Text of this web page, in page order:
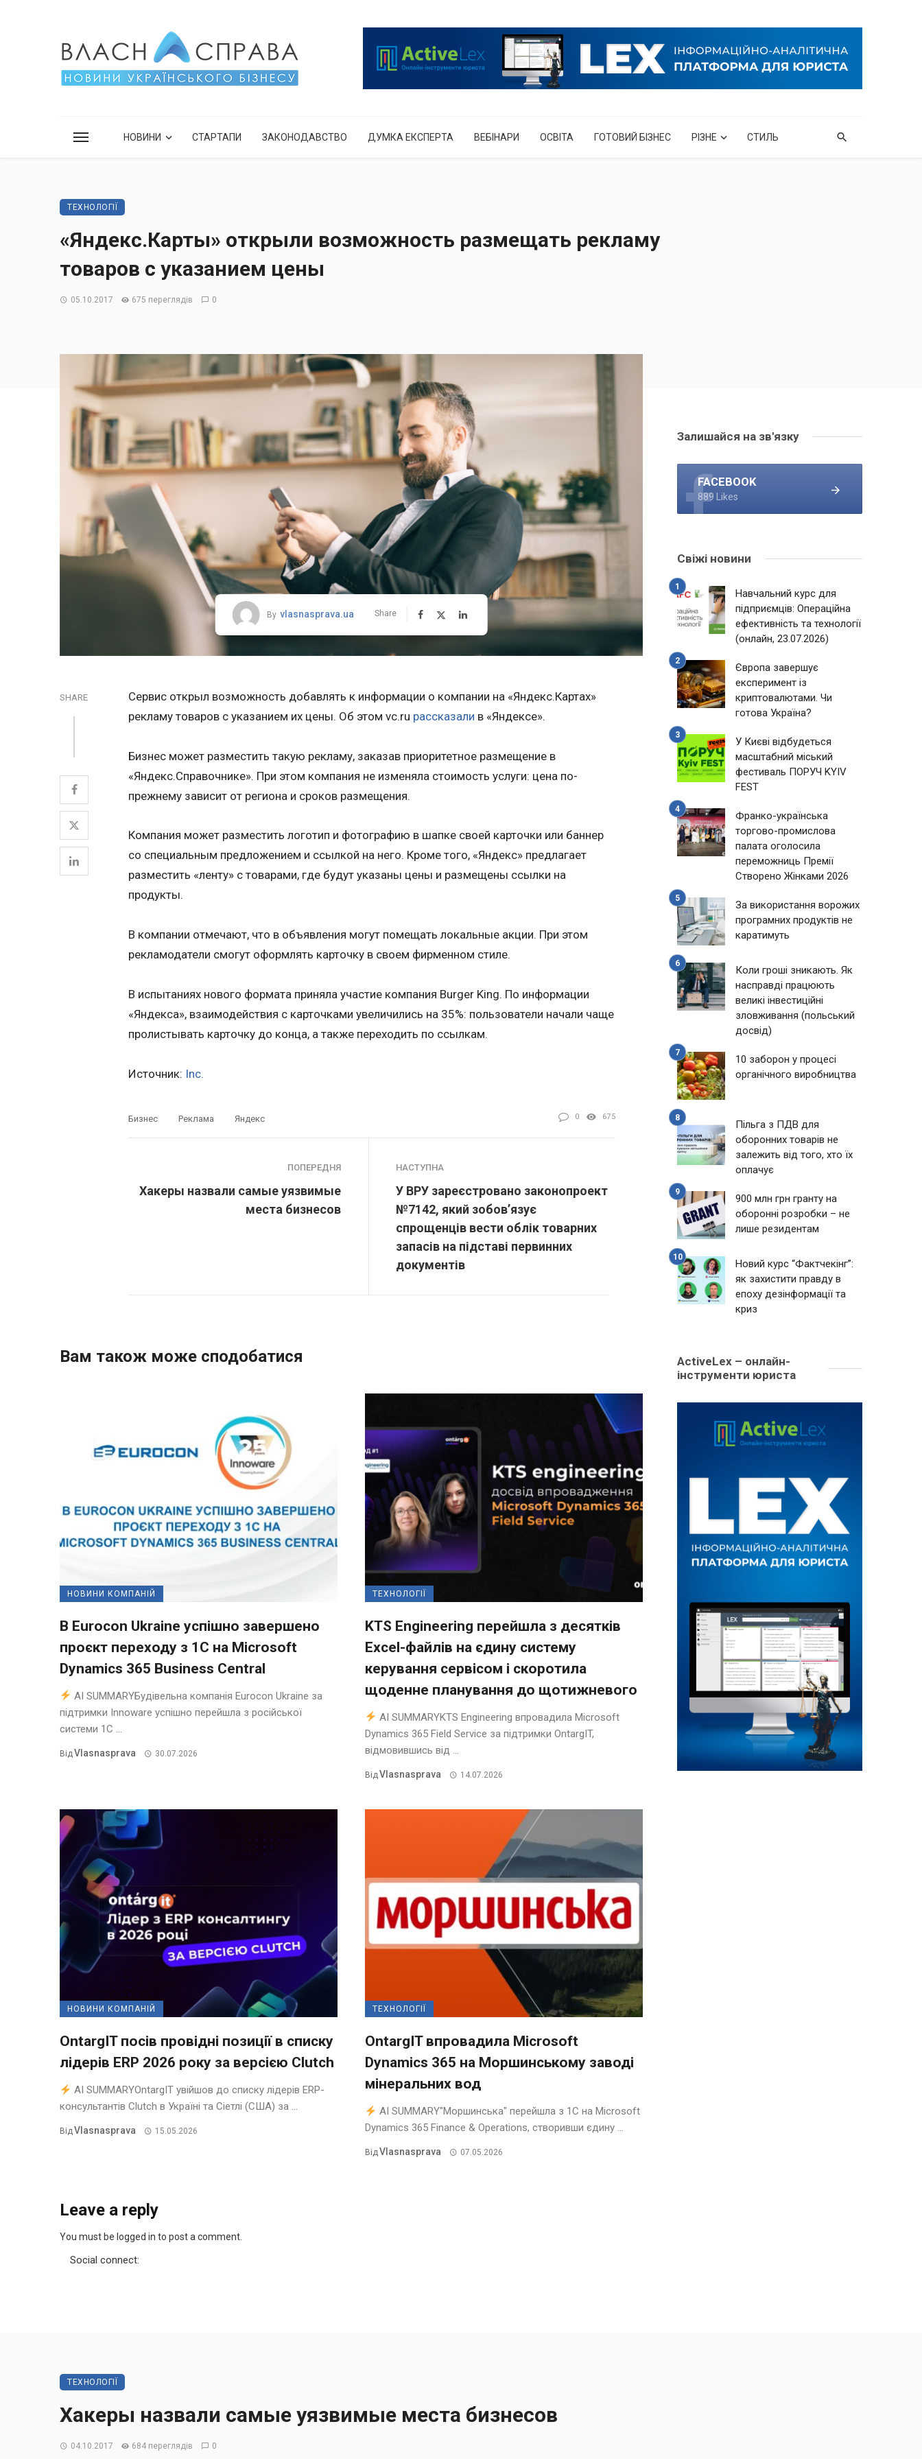
НОВИНИ СТАРТАПИ ЗАКОНОДАВСТВО ДУМКА ЕКСПЕРТА ВЕБІНАРИ ОСВІТА ГОТОВИЙ БІЗНЕС РІЗНЕ СТИЛЬ
ТЕХНОЛОГІЇ
«Яндекс.Карты» открыли возможность размещать рекламу
товаров с указанием цены
05.10.2017 675 переглядів 0
By vlasnasprava.ua Share
SHARE
Сервис открыл возможность добавлять к информации о компании на «Яндекс.Картах»
рекламу товаров с указанием их цены. Об этом vc.ru рассказали в «Яндексе».
Бизнес может разместить такую рекламу, заказав приоритетное размещение в
«Яндекс.Справочнике». При этом компания не изменяла стоимость услуги: цена по-
прежнему зависит от региона и сроков размещения.
Компания может разместить логотип и фотографию в шапке своей карточки или баннер
со специальным предложением и ссылкой на него. Кроме того, «Яндекс» предлагает
разместить «ленту» с товарами, где будут указаны цены и размещены ссылки на
продукты.
В компании отмечают, что в объявления могут помещать локальные акции. При этом
рекламодатели смогут оформлять карточку в своем фирменном стиле.
В испытаниях нового формата приняла участие компания Burger King. По информации
«Яндекса», взаимодействия с карточками увеличились на 35%: пользователи начали чаще
пролистывать карточку до конца, а также переходить по ссылкам.
Источник: Inc.
Бизнес Реклама Яндекс 0 675
ПОПЕРЕДНЯ
Хакеры назвали самые уязвимые
места бизнесов
НАСТУПНА
У ВРУ зареєстровано законопроект
№7142, який зобов’язує
спрощенців вести облік товарних
запасів на підставі первинних
документів
Вам також може сподобатися
НОВИНИ КОМПАНІЙ
В Eurocon Ukraine успішно завершено
проєкт переходу з 1С на Microsoft
Dynamics 365 Business Central
AI SUMMARYБудівельна компанія Eurocon Ukraine за
підтримки Innoware успішно перейшла з російської
системи 1С ...
Від Vlasnasprava 30.07.2026
ТЕХНОЛОГІЇ
KTS Engineering перейшла з десятків
Excel-файлів на єдину систему
керування сервісом і скоротила
щоденне планування до щотижневого
AI SUMMARYKTS Engineering впровадила Microsoft
Dynamics 365 Field Service за підтримки OntargIT,
відмовившись від ...
Від Vlasnasprava 14.07.2026
НОВИНИ КОМПАНІЙ
OntargIT посів провідні позиції в списку
лідерів ERP 2026 року за версією Clutch
AI SUMMARYOntargIT увійшов до списку лідерів ERP-
консультантів Clutch в Україні та Сіетлі (США) за ...
ВідVlasnasprava 15.05.2026
ТЕХНОЛОГІЇ
OntargIT впровадила Microsoft
Dynamics 365 на Моршинському заводі
мінеральних вод
AI SUMMARY"Моршинська" перейшла з 1С на Microsoft
Dynamics 365 Finance & Operations, створивши єдину ...
ВідVlasnasprava 07.05.2026
Leave a reply
You must be logged in to post a comment.
Social connect:
Залишайся на зв'язку
FACEBOOK
889 Likes
Свіжі новини
Навчальний курс для
підприємців: Операційна
ефективність та технології
(онлайн, 23.07.2026)
Європа завершує
експеримент із
криптовалютами. Чи
готова Україна?
У Києві відбудеться
масштабний міський
фестиваль ПОРУЧ KYIV
FEST
Франко-українська
торгово-промислова
палата оголосила
переможниць Премії
Створено Жінками 2026
За використання ворожих
програмних продуктів не
каратимуть
Коли гроші зникають. Як
насправді працюють
великі інвестиційні
зловживання (польський
досвід)
10 заборон у процесі
органічного виробництва
Пільга з ПДВ для
оборонних товарів не
залежить від того, хто їх
оплачує
900 млн грн гранту на
оборонні розробки – не
лише резидентам
Новий курс “Фактчекінг”:
як захистити правду в
епоху дезінформації та
криз
ActiveLex – онлайн-
інструменти юриста
ТЕХНОЛОГІЇ
Хакеры назвали самые уязвимые места бизнесов
04.10.2017 684 переглядів 0